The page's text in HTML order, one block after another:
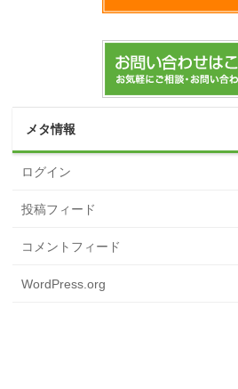
メタ情報
ログイン
投稿フィード
コメントフィード
WordPress.org